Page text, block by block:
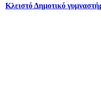
Κλειστό Δημοτικό